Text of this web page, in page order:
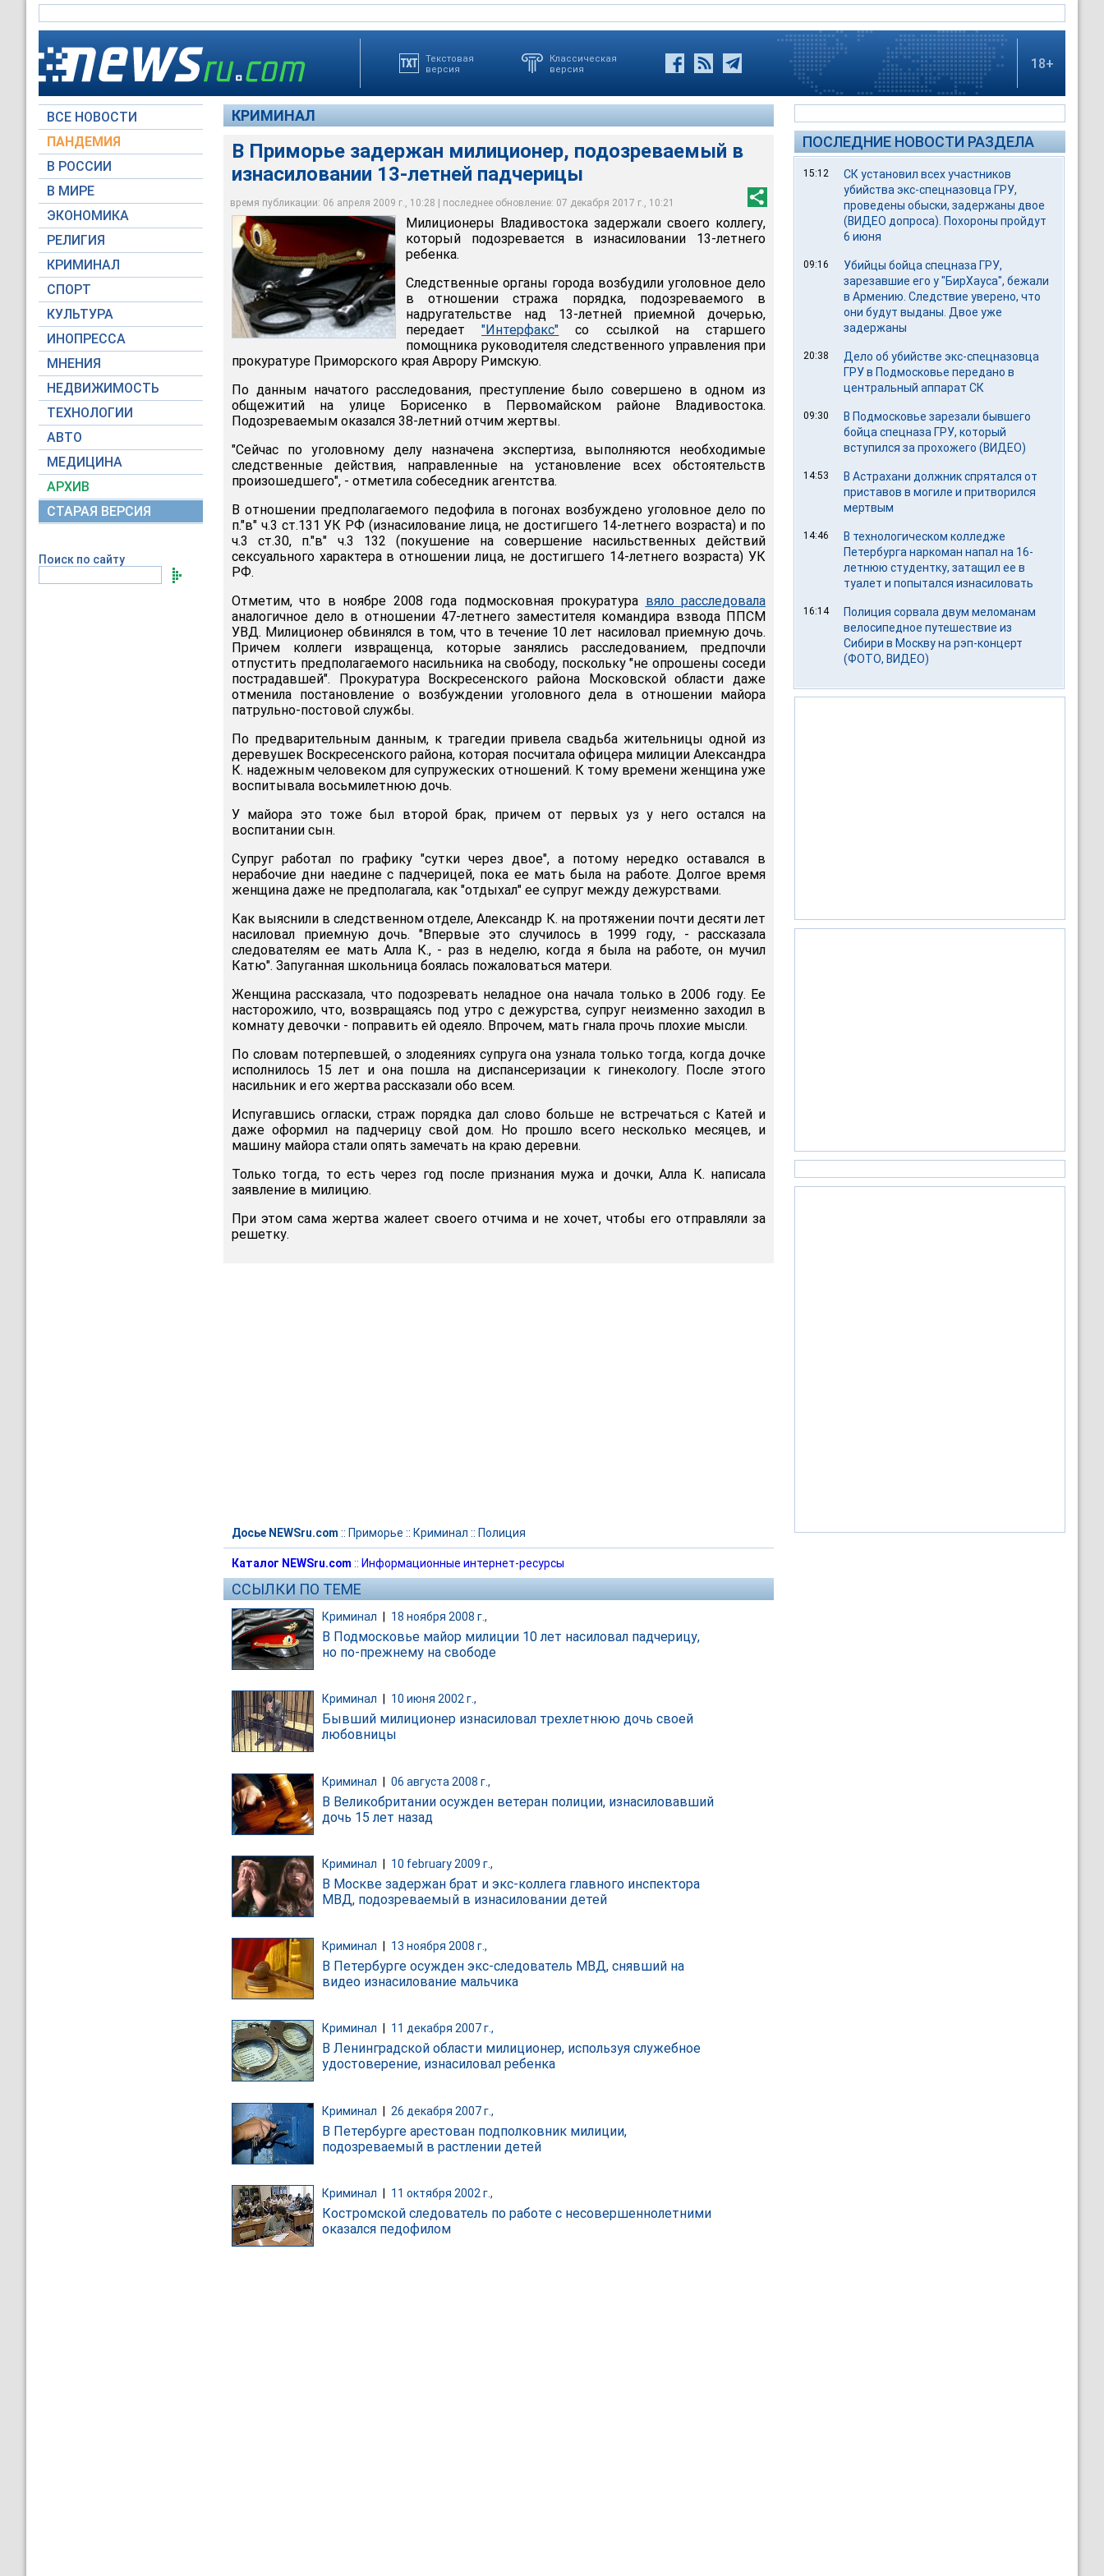
Текстовая
версия
Классическая
версия
18+
ВСЕ НОВОСТИ
ПАНДЕМИЯ
В РОССИИ
В МИРЕ
ЭКОНОМИКА
РЕЛИГИЯ
КРИМИНАЛ
СПОРТ
КУЛЬТУРА
ИНОПРЕССА
МНЕНИЯ
НЕДВИЖИМОСТЬ
ТЕХНОЛОГИИ
АВТО
МЕДИЦИНА
АРХИВ
СТАРАЯ ВЕРСИЯ
Поиск по сайту
КРИМИНАЛ
В Приморье задержан милиционер, подозреваемый в
изнасиловании 13-летней падчерицы
время публикации: 06 апреля 2009 г., 10:28 | последнее обновление: 07 декабря 2017 г., 10:21
Милиционеры Владивостока задержали своего коллегу, который подозревается в
изнасиловании 13-летнего ребенка
Архив NEWSru.com
Милиционеры Владивостока задержали своего коллегу,
который подозревается в изнасиловании 13-летнего
ребенка.
Следственные органы города возбудили уголовное дело
в отношении стража порядка, подозреваемого в
надругательстве над 13-летней приемной дочерью,
передает"Интерфакс" со ссылкой на старшего
помощника руководителя следственного управления при
прокуратуре Приморского края Аврору Римскую.
По данным начатого расследования, преступление было совершено в одном из
общежитий на улице Борисенко в Первомайском районе Владивостока.
Подозреваемым оказался 38-летний отчим жертвы.
"Сейчас по уголовному делу назначена экспертиза, выполняются необходимые
следственные действия, направленные на установление всех обстоятельств
произошедшего", - отметила собеседник агентства.
В отношении предполагаемого педофила в погонах возбуждено уголовное дело по
п."в" ч.3 ст.131 УК РФ (изнасилование лица, не достигшего 14-летнего возраста) и по
ч.3 ст.30, п."в" ч.3 132 (покушение на совершение насильственных действий
сексуального характера в отношении лица, не достигшего 14-летнего возраста) УК
РФ.
Отметим, что в ноябре 2008 года подмосковная прокуратура вяло расследовала
аналогичное дело в отношении 47-летнего заместителя командира взвода ППСМ
УВД. Милиционер обвинялся в том, что в течение 10 лет насиловал приемную дочь.
Причем коллеги извращенца, которые занялись расследованием, предпочли
отпустить предполагаемого насильника на свободу, поскольку "не опрошены соседи
пострадавшей". Прокуратура Воскресенского района Московской области даже
отменила постановление о возбуждении уголовного дела в отношении майора
патрульно-постовой службы.
По предварительным данным, к трагедии привела свадьба жительницы одной из
деревушек Воскресенского района, которая посчитала офицера милиции Александра
К. надежным человеком для супружеских отношений. К тому времени женщина уже
воспитывала восьмилетнюю дочь.
У майора это тоже был второй брак, причем от первых уз у него остался на
воспитании сын.
Супруг работал по графику "сутки через двое", а потому нередко оставался в
нерабочие дни наедине с падчерицей, пока ее мать была на работе. Долгое время
женщина даже не предполагала, как "отдыхал" ее супруг между дежурствами.
Как выяснили в следственном отделе, Александр К. на протяжении почти десяти лет
насиловал приемную дочь. "Впервые это случилось в 1999 году, - рассказала
следователям ее мать Алла К., - раз в неделю, когда я была на работе, он мучил
Катю". Запуганная школьница боялась пожаловаться матери.
Женщина рассказала, что подозревать неладное она начала только в 2006 году. Ее
насторожило, что, возвращаясь под утро с дежурства, супруг неизменно заходил в
комнату девочки - поправить ей одеяло. Впрочем, мать гнала прочь плохие мысли.
По словам потерпевшей, о злодеяниях супруга она узнала только тогда, когда дочке
исполнилось 15 лет и она пошла на диспансеризации к гинекологу. После этого
насильник и его жертва рассказали обо всем.
Испугавшись огласки, страж порядка дал слово больше не встречаться с Катей и
даже оформил на падчерицу свой дом. Но прошло всего несколько месяцев, и
машину майора стали опять замечать на краю деревни.
Только тогда, то есть через год после признания мужа и дочки, Алла К. написала
заявление в милицию.
При этом сама жертва жалеет своего отчима и не хочет, чтобы его отправляли за
решетку.
Досье NEWSru.com :: Приморье :: Криминал :: Полиция
Каталог NEWSru.com :: Информационные интернет-ресурсы
ССЫЛКИ ПО ТЕМЕ
Криминал 18 ноября 2008 г.,
В Подмосковье майор милиции 10 лет насиловал падчерицу,
но по-прежнему на свободе
Криминал 10 июня 2002 г.,
Бывший милиционер изнасиловал трехлетнюю дочь своей
любовницы
Криминал | 06 августа 2008 г.,
В Великобритании осужден ветеран полиции, изнасиловавший
дочь 15 лет назад
Криминал 10 february 2009 г.,
В Москве задержан брат и экс-коллега главного инспектора
МВД, подозреваемый в изнасиловании детей
Криминал 13 ноября 2008 г.,
В Петербурге осужден экс-следователь МВД, снявший на
видео изнасилование мальчика
Криминал 11 декабря 2007 г.,
В Ленинградской области милиционер, используя служебное
удостоверение, изнасиловал ребенка
Криминал | 26 декабря 2007 г.,
В Петербурге арестован подполковник милиции,
подозреваемый в растлении детей
Криминал 11 октября 2002 г.,
Костромской следователь по работе с несовершеннолетними
оказался педофилом
ПОСЛЕДНИЕ НОВОСТИ РАЗДЕЛА
15:12
СК установил всех участников
убийства экс-спецназовца ГРУ,
проведены обыски, задержаны двое
(ВИДЕО допроса). Похороны пройдут
6 июня
09:16
Убийцы бойца спецназа ГРУ,
зарезавшие его у "БирХауса", бежали
в Армению. Следствие уверено, что
они будут выданы. Двое уже
задержаны
20:38
Дело об убийстве экс-спецназовца
ГРУ в Подмосковье передано в
центральный аппарат СК
09:30
В Подмосковье зарезали бывшего
бойца спецназа ГРУ, который
вступился за прохожего (ВИДЕО)
14:53
В Астрахани должник спрятался от
приставов в могиле и притворился
мертвым
14:46
В технологическом колледже
Петербурга наркоман напал на 16-
летнюю студентку, затащил ее в
туалет и попытался изнасиловать
16:14
Полиция сорвала двум меломанам
велосипедное путешествие из
Сибири в Москву на рэп-концерт
(ФОТО, ВИДЕО)